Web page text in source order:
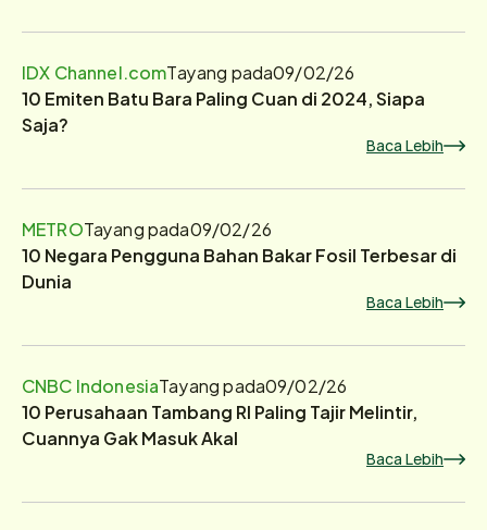
IDX Channel.comTayang pada09/02/26
10 Emiten Batu Bara Paling Cuan di 2024, Siapa
Saja?
Baca Lebih
METROTayang pada09/02/26
10 Negara Pengguna Bahan Bakar Fosil Terbesar di
Dunia
Baca Lebih
CNBC IndonesiaTayang pada09/02/26
10 Perusahaan Tambang RI Paling Tajir Melintir,
Cuannya Gak Masuk Akal
Baca Lebih